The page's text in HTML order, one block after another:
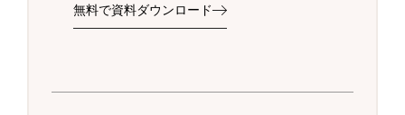
無料で資料ダウンロード